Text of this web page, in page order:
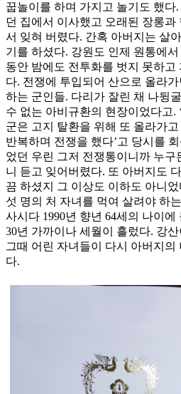
꿉놀이를 하며 가지고 놀기도 했다
던 집에서 이사했고 오래된 장롱과
서 잊혀 버렸다. 간혹 아버지는 살
기를 하셨다. 강원도 인제 원통에
동안 밤에도 전투화를 벗지 못하고
다. 전쟁에 투입되어 산으로 올라
하는 군인들. 다리가 잘린 채 나뒹
수 없는 아비규환의 현장이었다고.
군은 고지 탈환을 위해 또 올라가
반복하며 전쟁을 했다’고 당시를
었던 우린 그저 전쟁통이니까 누구
니 듣고 잊어버렸다. 또 아버지도
끔 하셨지 그 이상도 이하도 아니
섯 명의 처 자녀를 먹여 살려야 하
사시다 1990년 향년 64세의 나이
30년 가까이나 세월이 흘렀다. 강
그때 어린 자녀들이 다시 아버지의
다.